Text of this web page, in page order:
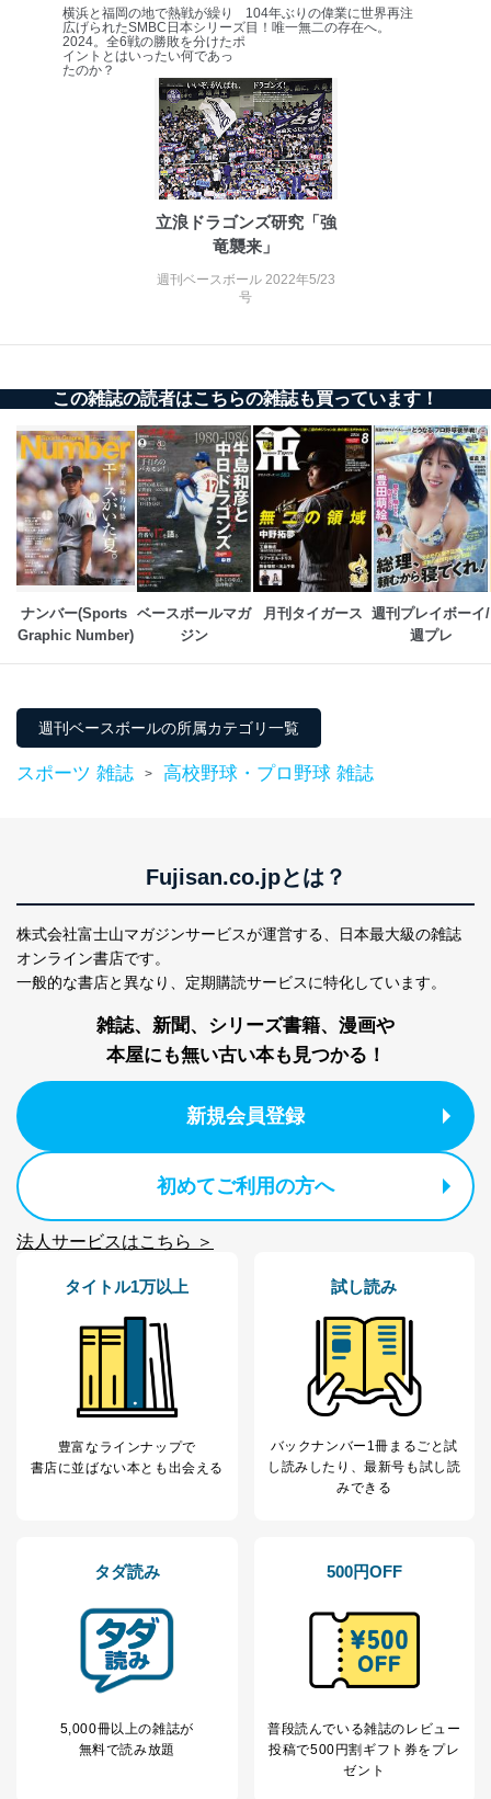
ステムに関するご相談及び苦情については以下までご連
絡ください。
適切、かつ迅速に対応させていただきます。
株式会社富士山マガジンサービス 個人情報問い合わせ
TEL：0570-200-223
FAX：03-5459-7073
cs@fujisan.co.jp
改訂：2025年2月20日
株式会社富士山マガジンサービス
代表取締役会長 西野 伸一郎
当社は以下の個人情報保護管理者を設置し、個人情報保
用・提供・管理いたします。
東京都渋谷区南平台町16-11
株式会社富士山マガジンサービス
代表取締役会長 西野 伸一郎
個人情報保護管理者: 経営管理グループディレクター 前
田 嘉也
２．利用目的
当社が取り扱う開示対象個人情報の利用目的は次のとお
りです。
購入商品の配送のため
商品代金回収のため
ｅメール等による商品、サービ
ス、キャンペーン等の広告の案内
析して、趣味・嗜好に
応じた新商品・サービスに関する
広告のため
2
当社にお問合わせ
いただいた方の個
人情報
お問い合わせ対応、トラブル対
質向上のため
当社カスタマーQ＆
カスタマーQ＆Aサイトの投稿内容
の確認のため
ｅメール等によるカスタマーQ＆A
サイトのサービス内容のご案内の
ス、キャンペーン等の広告に関す
人情報
め
6
パートナー（提携
により当社の
等をご利用の方の
購入商品配送のため
た商品の発売元企業からのｅメー
サービス、キャンペーン等の広告
に関するご案内のため
7 トに登録された方
の個人情報
当社のサービス利用状況の把握お
よびその分析のため
お問い合わせ対応、トラブル対
質向上のため
その他当社のプライバシーポリシ
ー等にて公表する利用目的達成の
ータ（開示対象個人情報）の利用目的であり、下記4.の
なお、6、7については、パートナー（提携企業）様又は
各SNS運営会社様にご請求いただきますようお願い致し
ます。
３．個人情報の第三者提供について
当社は、取得した個人情報を適切に管理し､あらかじめ
本人の同意を得ることなく第三者に提供することはあり
横浜と福岡の地で熱戦が繰り
広げられたSMBC日本シリーズ
2024。全6戦の勝敗を分けたポ
イントとはいったい何であっ
たのか？
104年ぶりの偉業に世界再注
目！唯一無二の存在へ。
立浪ドラゴンズ研究「強
竜襲来」
週刊ベースボール 2022年5/23
号
この雑誌の読者はこちらの雑誌も買っています！
ナンバー(Sports
Graphic Number)
ベースボールマガ
ジン
月刊タイガース 週刊プレイボーイ/
週プレ
週刊ベースボールの所属カテゴリ一覧
スポーツ 雑誌 > 高校野球・プロ野球 雑誌
Fujisan.co.jpとは？
株式会社富士山マガジンサービスが運営する、
日本最大級の雑誌
オンライン書店です。
一般的な書店と異なり、 定期購読サービスに特化しています。
雑誌、新聞、シリーズ書籍、漫画や
本屋にも無い古い本も見つかる！
新規会員登録
初めてご利用の方へ
法人サービスはこちら ＞
タイトル1万以上
豊富なラインナップで
書店に並ばない本とも出会える
試し読み
バックナンバー1冊まるごと試
し読み したり、最新号も試し読
みできる
タダ読み
5,000冊以上の雑誌が
無料で読み放題
500円OFF
普段読んでいる雑誌のレビュー
投稿で500円割ギフト券をプレ
ゼント